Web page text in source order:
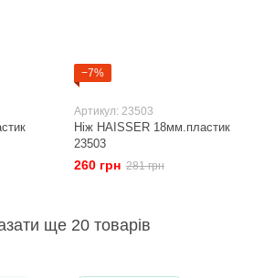
−7%
Артикул: 23503
Ніж HAISSER 18мм.пластик
23503
260 грн 281 грн
ще 20 товарів